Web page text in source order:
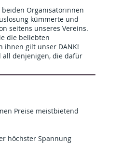
beiden Organisatorinnen
kümmerte und
seitens unseres Vereins.
die beliebten
ihnen gilt unser DANK!
all denjenigen, die dafür
Preise meistbietend
höchster Spannung